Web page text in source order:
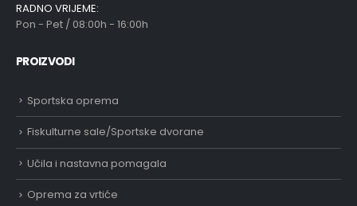
RADNO VRIJEME:
Pon - Pet / 08:00h - 16:00h
PROIZVODI
Sportska oprema
Fiskulturne sale/Sportske dvorane
Učila i nastavna pomagala
Oprema za vrtiće